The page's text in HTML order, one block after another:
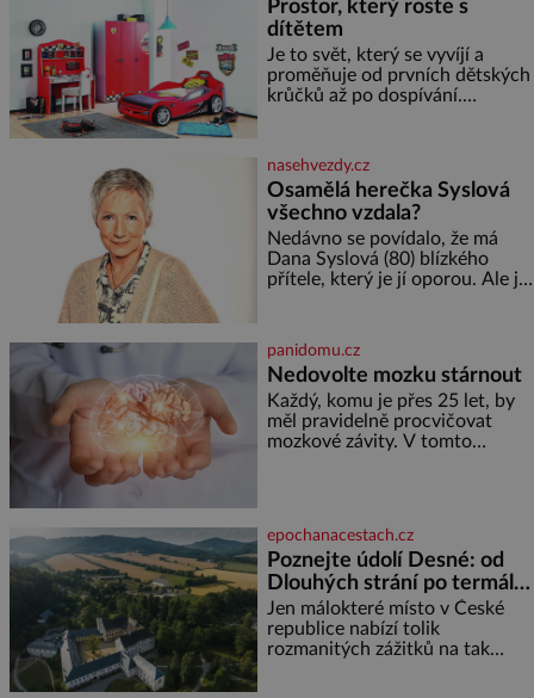
Prostor, který roste s
dítětem
Je to svět, který se vyvíjí a
proměňuje od prvních dětských
krůčků až po dospívání.
soustředění i odpočinek a
reaguje na každou etapu života
a specifické potřeby dítěte. Pro
nejmenší je klíčová
jednoduchost, měkkost a
bezpečí, proto by pokoj
miminka měl působit především
nasehvezdy.cz
Osamělá herečka Syslová
všechno vzdala?
Nedávno se povídalo, že má
Dana Syslová (80) blízkého
přítele, který je jí oporou. Ale je
častěji mluví o svém odchodu.
Dohnala ji snad samota? Půs
panidomu.cz
Nedovolte mozku stárnout
Každý, komu je přes 25 let, by
měl pravidelně procvičovat
mozkové závity. V tomto
marně v paměti lovíte název
knížky, kterou jste nedávno
přečetli. Je to opravdu tak, s
věkem jako kdyby se paměť
rozhodla stávkovat. Cvičte
epochanacestach.cz
Poznejte údolí Desné: od
Dlouhých strání po termální
prameny
Jen málokteré místo v České
republice nabízí tolik
rozmanitých zážitků na tak